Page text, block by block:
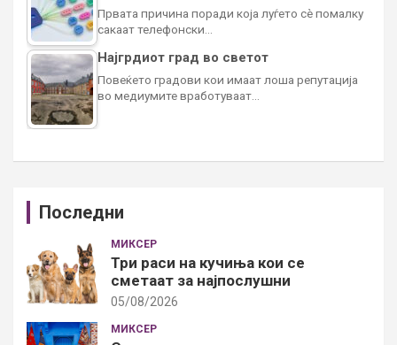
Првата причина поради која луѓето сè помалку
сакаат телефонски…
Најгрдиот град во светот
Повеќето градови кои имаат лоша репутација
во медиумите вработуваат…
Последни
МИКСЕР
Три раси на кучиња кои се
сметаат за најпослушни
05/08/2026
МИКСЕР